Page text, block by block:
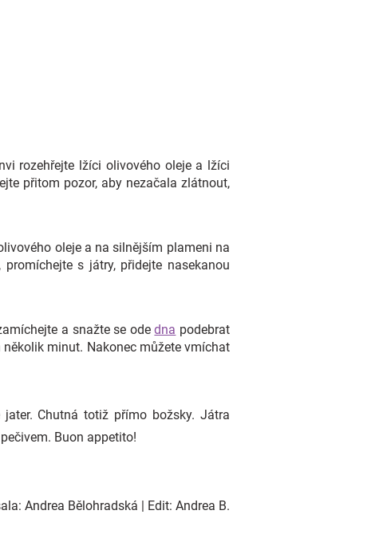
rozehřejte lžíci olivového oleje a lžíci
přitom pozor, aby nezačala zlátnout,
oleje a na silnějším plameni na
s játry, přidejte nasekanou
a snažte se odedna podebrat
minut. Nakonec můžete vmíchat
Chutná totiž přímo božsky. Játra
Buon appetito!
Andrea Bělohradská | Edit: Andrea B.